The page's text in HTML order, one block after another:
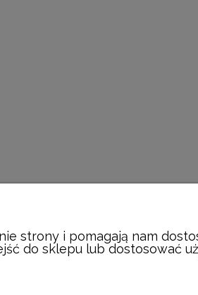
strony i pomagają nam
do sklepu lub dostosować